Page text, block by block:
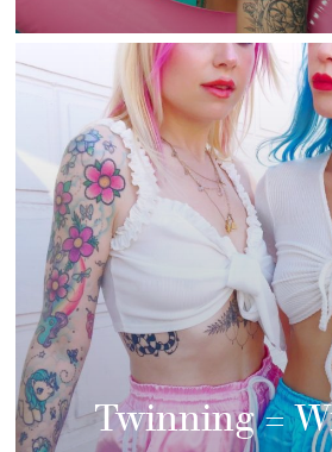
Twinning =